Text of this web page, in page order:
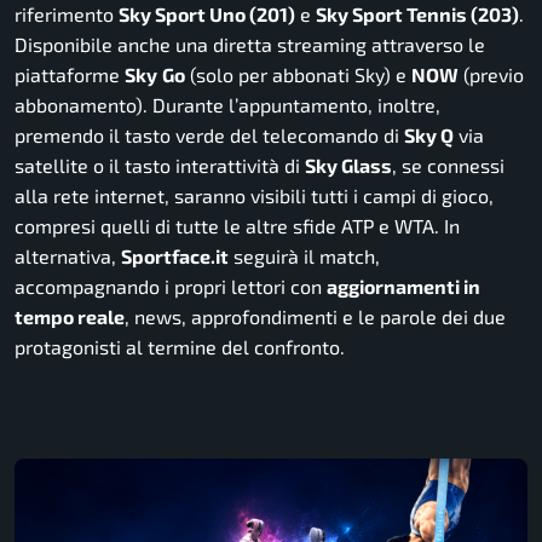
riferimento Sky Sport Uno (201) e Sky Sport Tennis (203).
Disponibile anche una diretta streaming attraverso le
piattaforme Sky Go (solo per abbonati Sky) e NOW (previo
abbonamento). Durante l’appuntamento, inoltre,
premendo il tasto verde del telecomando di Sky Q via
satellite o il tasto interattività di Sky Glass, se connessi
alla rete internet, saranno visibili tutti i campi di gioco,
compresi quelli di tutte le altre sfide ATP e WTA. In
alternativa, Sportface.it seguirà il match,
accompagnando i propri lettori con aggiornamenti in
tempo reale, news, approfondimenti e le parole dei due
protagonisti al termine del confronto.